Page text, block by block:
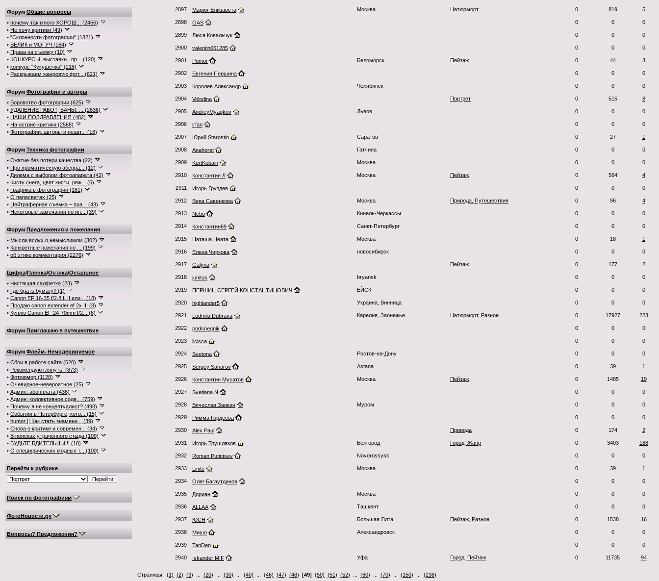
Форум Общие вопросы
• почему так много ХОРОШ... (2456)
• Не хочу критики (49)
• "Склонности фотографии" (1821)
• ВЕЛИК и МОГУЧ (164)
• Права на съемку (10)
• КОНКУРСЫ, выставки , пр... (120)
• конкурс "Кукушечка" (218)
• Раскрываем жанровую фот... (621)
Форум Фотографии и авторы
• Воровство фотографии (625)
• УДАЛЕНИЕ РАБОТ, БАНЫ: ... (2636)
• НАШИ ПОЗДРАВЛЕНИЯ (482)
• На остриё критики (2568)
• Фотографии, авторы и неавт... (16)
Форум Техника фотографии
• Сжатие без потери качества (22)
• Про хроматическую аберра... (12)
• Дилема с выбором фотоапарата (42)
• Кисть снега, цвет кисти, реж... (6)
• Графика в фотографии (181)
• О пересветах (25)
• Цейтраферная съемка – пра... (43)
• Некоторые замечания по ин... (39)
Форум Предложения и пожелания
• Мысли вслух о немыслимом (302)
• Конкретные пожелания по ... (199)
• об этике комментария (2276)
Цифра/Пленка/Оптика/Остальное
• Чистящая салфетка (23)
• Где брать бумагу? (1)
• Canon EF 16-35 f/2.8 L II или... (18)
• Продаю canon extender ef 2x III (8)
• Куплю Canon EF 24-70mm f/2... (6)
Форум Приглашаю в путешествие
Форум Флейм. Немодерируемое
• Сбои в работе сайта (620)
• Рекомендую глянуть! (873)
• Фотоюмор (1128)
• Очевидное-невероятное (25)
• Админ: абонплата (436)
• Админ: коллективное соде... (759)
• Почему я не концептуалист? (498)
• События в Петербурге, кото... (15)
• humor || Как стать знамени... (39)
• Снова о критике и современ... (34)
• В поисках утраченного стыда (109)
• БУДЬТЕ БДИТЕЛЬНЫ!!! (18)
• О специфических модных т... (100)
Перейти к рубрике
Поиск по фотографиям
ФотоНовости.ру
Вопросы? Предложения?
2897 Мария-Елизавета Москва Натюрморт 0 819 5
2898 GAS 0 0 0
2899 Люся Ковальчук 0 0 0
2900 valentin061285 0 0 0
2901 Pomor Беломорск Пейзаж 0 44 3
2902 Евгения Першина 0 0 0
2903 Королев Александр Челябинск 0 0 0
2904 Volodina Портрет 0 515 8
2905 AndreyMyagkov Львов 0 0 0
2906 irfan 0 0 0
2907 Юрий Starostin Саратов 0 27 1
2908 Anahoret Гатчина 0 0 0
2909 KurtKobain Москва 0 0 0
2910 Константин Л Москва Пейзаж 0 564 4
2911 Игорь Груздев 0 0 0
2912 Вера Савенкова Москва Природа, Путешествия 0 96 4
2913 Nebo Кинель-Черкассы 0 0 0
2914 Константин69 Санкт-Петербург 0 0 0
2915 Наташа Неата Москва 0 18 1
2916 Елена Чиркова новосибирск 0 0 0
2917 Galyna Пейзаж 0 177 2
2918 junitus bryansk 0 0 0
2919 ПЕРШИН СЕРГЕЙ КОНСТАНТИНОВИЧ ЕЙСК 0 0 0
2920 highlander5 Украина, Винница 0 0 0
2921 Ludmila Dubrava Карелия, Заонежье Натюрморт, Разное 0 17927 223
2922 podsnegnik 0 0 0
2923 licisca 0 0 0
2924 Svetona Ростов-на-Дону 0 0 0
2925 Sergey Saharov Astana 0 39 1
2926 Константин Мусатов Москва Пейзаж 0 1485 19
2927 Svetlana N 0 0 0
2928 Вячеслав Заикин Муром 0 0 0
2929 Римма Гордеева 0 0 0
2930 Alex Paul Природа 0 174 2
2931 Игорь Трушляков Белгород Город, Жанр 0 3403 188
2932 Roman Putintsev Novorossysk 0 0 0
2933 Linite Москва 0 39 1
2934 Олег Багаутдинов 0 0 0
2935 Дориан Москва 0 0 0
2936 ALLAA Ташкент 0 0 0
2937 ЮСН Большая Ялта Пейзаж, Разное 0 1538 16
2938 Мишо Александровск 0 0 0
2939 TanDen 0 0 0
2940 Iskander MIF Уфа Город, Пейзаж 0 11735 94
Страницы: (1) (2) (3) (20) (30) (40) (46) (47) (48) [49] (50) (51) (52) (60) (70) (150) (238)